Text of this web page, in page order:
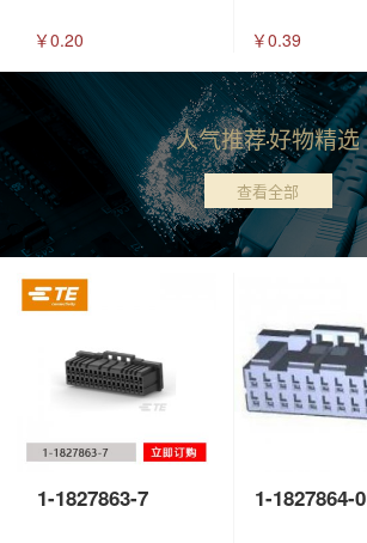
￥0.20 ￥0.39
人气推荐好物精选
查看全部
1-1827863-7 1-1827864-0